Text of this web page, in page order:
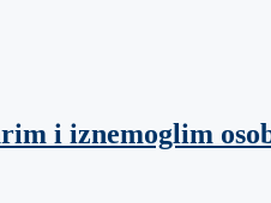
i iznemoglim